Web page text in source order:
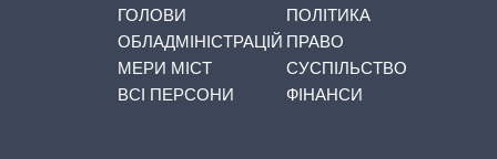
ГОЛОВИ
ОБЛАДМІНІСТРАЦІЙ
МЕРИ МІСТ
ВСІ ПЕРСОНИ
ПОЛІТИКА
ПРАВО
СУСПІЛЬСТВО
ФІНАНСИ